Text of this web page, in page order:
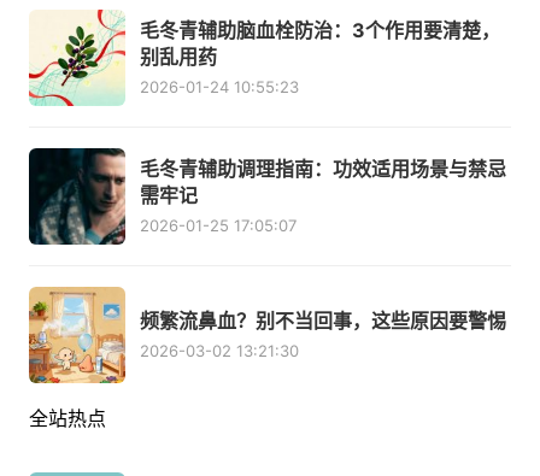
毛冬青辅助脑血栓防治：3个作用要清楚，
别乱用药
2026-01-24 10:55:23
毛冬青辅助调理指南：功效适用场景与禁忌
需牢记
2026-01-25 17:05:07
频繁流鼻血？别不当回事，这些原因要警惕
2026-03-02 13:21:30
全站热点